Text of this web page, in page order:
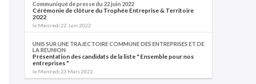
Communiqué de presse du 22 juin 2022
Cérémonie de clôture du Trophée Entreprise & Territoire
2022
le Mercredi 22 Juin 2022
UNIS SUR UNE TRAJECTOIRE COMMUNE DES ENTREPRISES ET DE
LA REUNION
Présentation des candidats de la liste " Ensemble pour nos
entreprises "
le Mercredi 23 Mars 2022